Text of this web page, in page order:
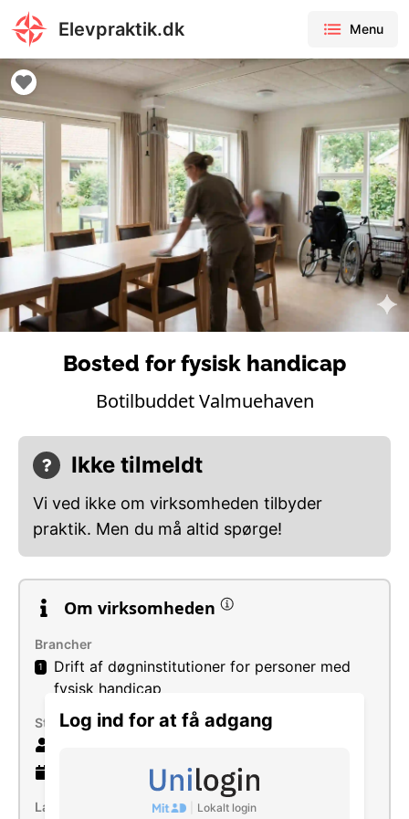
Elevpraktik.dk Menu
Log ind for at få adgang
Lokalt login
Bosted for fysisk handicap
Botilbuddet Valmuehaven
Ikke tilmeldt
Vi ved ikke om virksomheden tilbyder
praktik. Men du må altid spørge!
Om virksomheden
Brancher
1
Drift af døgninstitutioner for personer med
fysisk handicap
Størrelse
gammel virksomhed
Læs mere